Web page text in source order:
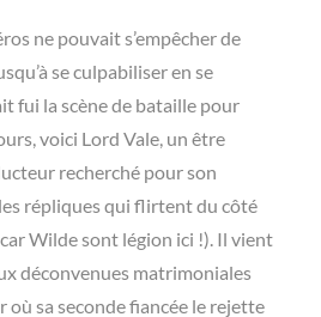
ne pouvait s’empêcher de
se culpabiliser en se
fui la scène de bataille pour
voici Lord Vale, un être
recherché pour son
répliques qui flirtent du côté
Wilde sont légion ici !). Il vient
déconvenues matrimoniales
où sa seconde fiancée le rejette